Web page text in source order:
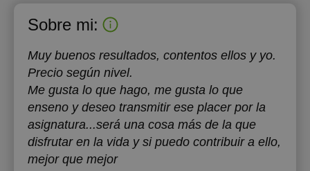
Sobre mi:
Muy buenos resultados, contentos ellos y yo.
Precio según nivel.
Me gusta lo que hago, me gusta lo que
enseno y deseo transmitir ese placer por la
asignatura...será una cosa más de la que
disfrutar en la vida y si puedo contribuir a ello,
mejor que mejor